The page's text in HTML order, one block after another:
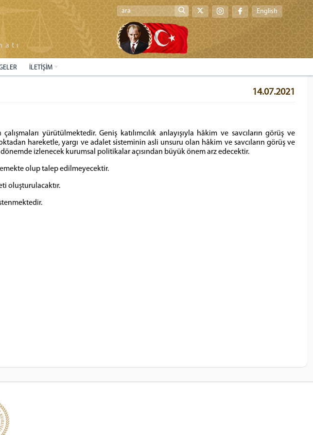
English
İLETİŞİM
14.07.2021
yürütülmektedir. Geniş katılımcılık anlayışıyla hâkim ve savcıların görüş ve
hareketle, yargı ve adalet sisteminin asli unsuru olan hâkim ve savcıların görüş ve
izlenecek kurumsal politikalar açısından büyük önem arz edecektir.
olup talep edilmeyecektir.
oluşturulacaktır.